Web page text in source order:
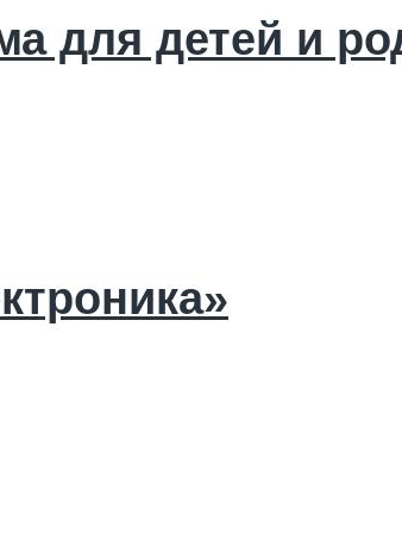
для детей и